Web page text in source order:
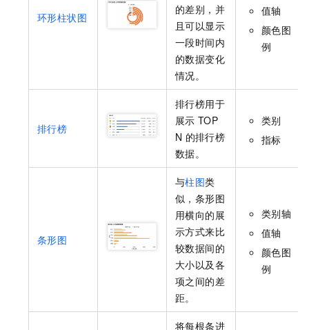
环形柱状图
的差别，并
且可以显示
一段时间内
的数据变化
情况。
值轴
颜色图
例
排行榜
排行榜用于
展示 TOP
N 的排行榜
数据。
类别
指标
条形图
与柱图类
似，条形图
用横向的展
示方式来比
较数据间的
大小以及各
项之间的差
距。
类别轴
值轴
颜色图
例
将每根条进